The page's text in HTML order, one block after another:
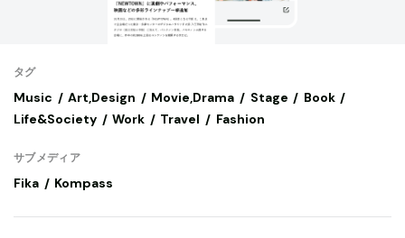
タグ
Music Art,Design Movie,Drama Stage
Book
Life&Society
Work Travel Fashion
サブメディア
Fika Kompass